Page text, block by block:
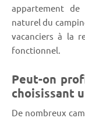
appartement
naturel du
vacanciers à la
fonctionnel.
Peut-on
choisissant
De nombreux